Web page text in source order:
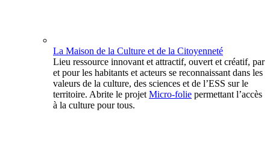
La Maison de la Culture et de la Citoyenneté
Lieu ressource innovant et attractif, ouvert et créatif, par
et pour les habitants et acteurs se reconnaissant dans les
valeurs de la culture, des sciences et de l’ESS sur le
territoire. Abrite le projet Micro-folie permettant l’accès
à la culture pour tous.